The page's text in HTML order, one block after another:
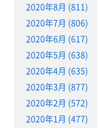
2020年8月 (811)
2020年7月 (806)
2020年6月 (617)
2020年5月 (638)
2020年4月 (635)
2020年3月 (877)
2020年2月 (572)
2020年1月 (477)